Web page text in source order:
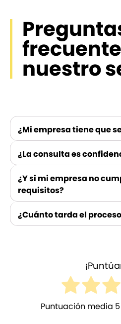
nuestro
¿Mi empresa tiene que
¿La consulta es
¿Y si mi empresa no
requisitos?
¿Cuánto tarda el
Puntuación media 5